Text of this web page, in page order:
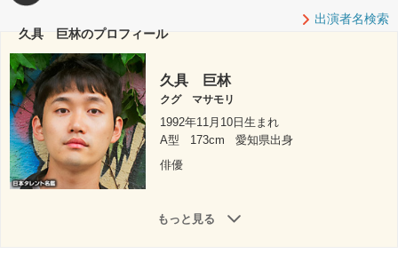
出演者名検索
久具 巨林のプロフィール
久具 巨林
クグ マサモリ
1992年11月10日生まれ
A型
173cm
愛知県出身
俳優
もっと見る